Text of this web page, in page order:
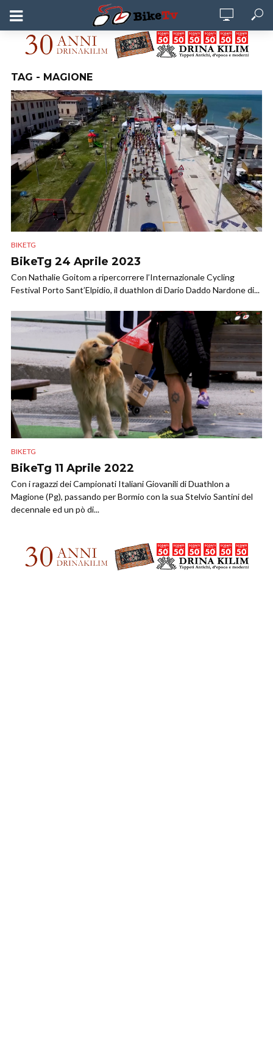
TAG - MAGIONE
BIKETG
BikeTg 24 Aprile 2023
Con Nathalie Goitom a ripercorrere l’Internazionale Cycling
Festival Porto Sant’Elpidio, il duathlon di Dario Daddo Nardone di...
BIKETG
BikeTg 11 Aprile 2022
Con i ragazzi dei Campionati Italiani Giovanili di Duathlon a
Magione (Pg), passando per Bormio con la sua Stelvio Santini del
decennale ed un pò di...